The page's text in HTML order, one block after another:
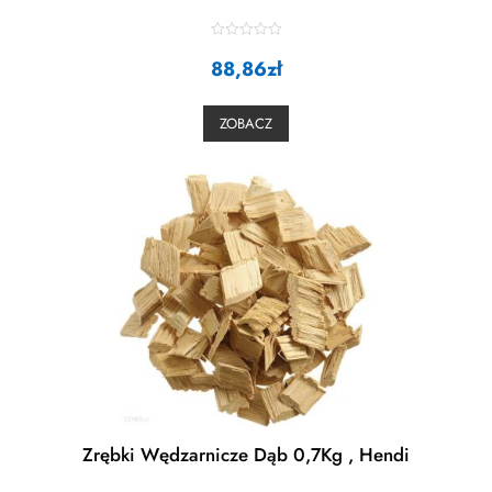
a
t
u
f
5
88,86zł
ZOBACZ
Zrębki Wędzarnicze Dąb 0,7Kg , Hendi